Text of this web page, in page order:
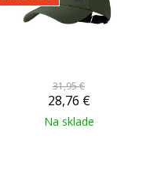
31,95 €
28,76 €
Na sklade